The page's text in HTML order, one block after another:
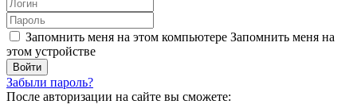
Запомнить меня на этом компьютере Запомнить меня на
этом устройстве
Забыли пароль?
После авторизации на сайте вы сможете: